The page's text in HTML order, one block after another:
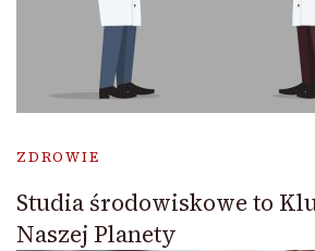
ZDROWIE
Studia środowiskowe to
Naszej Planety